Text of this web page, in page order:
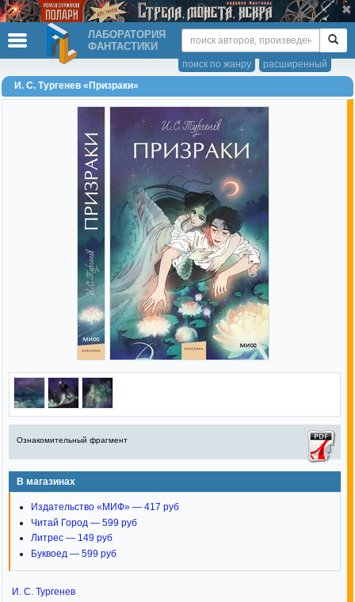
ЛАБОРАТОРИЯ
ФАНТАСТИКИ
расширенный
поиск по жанру
И. С. Тургенев «Призраки»
Ознакомительный фрагмент
В магазинах
Издательство «МИФ» — 417 руб
Читай Город — 599 руб
Литрес — 149 руб
Буквоед — 599 руб
И. С. Тургенев